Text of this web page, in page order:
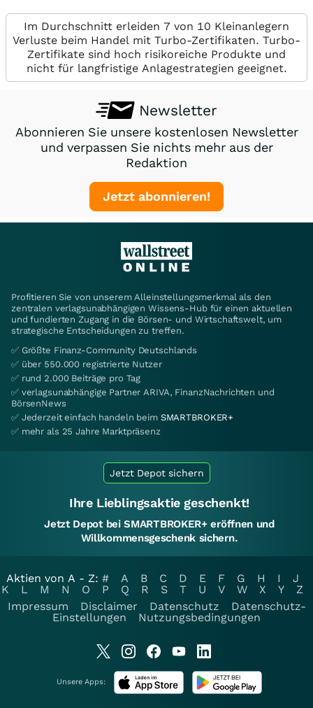
Im Durchschnitt erleiden 7 von 10 Kleinanlegern
Verluste beim Handel mit Turbo-Zertifikaten. Turbo-
Zertifikate sind hoch risikoreiche Produkte und
nicht für langfristige Anlagestrategien geeignet.
Newsletter
Abonnieren Sie unsere kostenlosen Newsletter
und verpassen Sie nichts mehr aus der
Redaktion
Jetzt abonnieren!
Profitieren Sie von unserem Alleinstellungsmerkmal als den
zentralen verlagsunabhängigen Wissens-Hub für einen aktuellen
und fundierten Zugang in die Börsen- und Wirtschaftswelt, um
strategische Entscheidungen zu treffen.
✅ Größte Finanz-Community Deutschlands
✅ über 550.000 registrierte Nutzer
✅ rund 2.000 Beiträge pro Tag
✅ verlagsunabhängige Partner ARIVA, FinanzNachrichten und
BörsenNews
✅ Jederzeit einfach handeln beim SMARTBROKER+
✅ mehr als 25 Jahre Marktpräsenz
Jetzt Depot sichern
Ihre Lieblingsaktie geschenkt!
Jetzt Depot bei SMARTBROKER+ eröffnen und
Willkommensgeschenk sichern.
Aktien von A - Z: # A B C D E F G H I
J
K
L M N O P Q R S T U V W X Y
Z
Impressum
Disclaimer Datenschutz
Datenschutz-
Einstellungen
Nutzungsbedingungen
Unsere Apps: